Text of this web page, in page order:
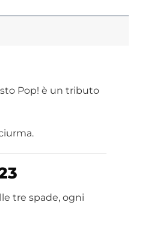
Pop! è un tributo
tre spade, ogni